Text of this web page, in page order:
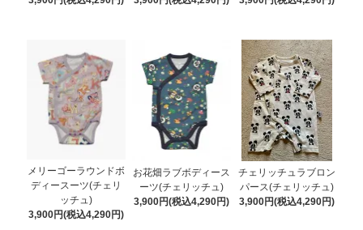
メリーゴーラウンドボ
ディースーツ(チェリ
ッチュ)
3,900円(税込4,290円)
お花畑ラブボディース
ーツ(チェリッチュ)
3,900円(税込4,290円)
チェリッチュラブロン
パース(チェリッチュ)
3,900円(税込4,290円)